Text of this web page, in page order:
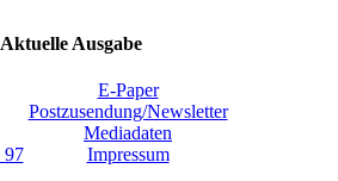
Aktuelle Ausgabe
E-Paper
Postzusendung/Newsletter
Mediadaten
Impressum